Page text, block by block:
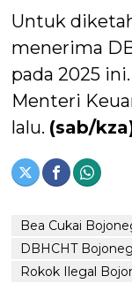
Untuk
menerima
pada 2025
Menteri
lalu. (sab/
Bea Cukai
DBHCHT
Rokok Ilegal